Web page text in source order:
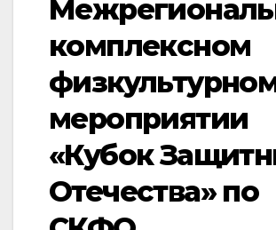
комплексном
мероприятии
«Кубок
Отечества» по